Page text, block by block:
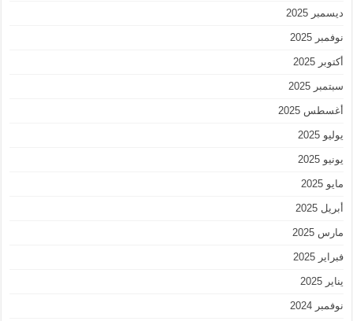
ديسمبر 2025
نوفمبر 2025
أكتوبر 2025
سبتمبر 2025
أغسطس 2025
يوليو 2025
يونيو 2025
مايو 2025
أبريل 2025
مارس 2025
فبراير 2025
يناير 2025
نوفمبر 2024